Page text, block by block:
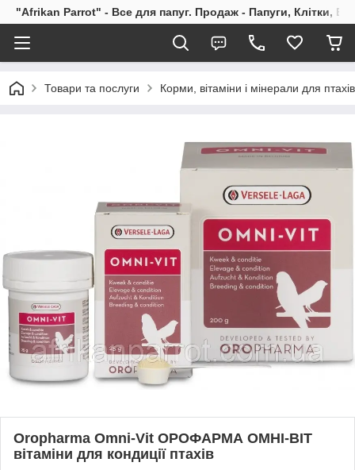
"Afrikan Parrot" - Все для папуг. Продаж - Папуги, Клітки,
Товари та послуги Корми, вітаміни і мінерали для
Oropharma Omni-Vit ОРОФАРМА ОМНІ-ВІТ
вітаміни для кондиції птахів